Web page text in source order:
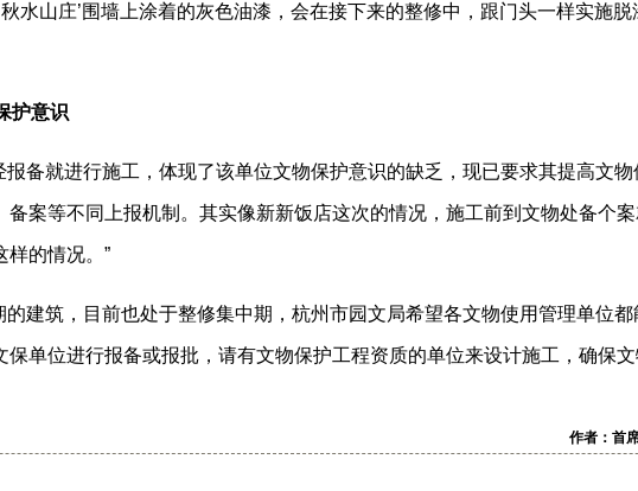
水山庄’围墙上涂着的灰色油漆，会在接下来的整修中，跟门头一样实施
护意识
备就进行施工，体现了该单位文物保护意识的缺乏，现已要求其提高文物
案等不同上报机制。其实像新新饭店这次的情况，施工前到文物处备个
样的情况。”
建筑，目前也处于整修集中期，杭州市园文局希望各文物使用管理单位都
单位进行报备或报批，请有文物保护工程资质的单位来设计施工，确保文
作者：